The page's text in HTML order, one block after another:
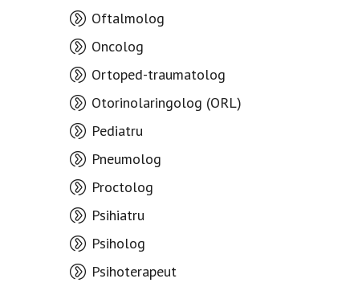
Oftalmolog
Oncolog
Ortoped-traumatolog
Otorinolaringolog (ORL)
Pediatru
Pneumolog
Proctolog
Psihiatru
Psiholog
Psihoterapeut